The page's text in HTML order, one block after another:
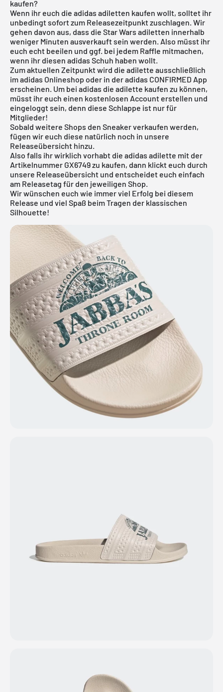
kaufen?
Wenn ihr euch die adidas adiletten kaufen wollt, solltet ihr
unbedingt sofort zum Releasezeitpunkt zuschlagen. Wir
gehen davon aus, dass die Star Wars adiletten innerhalb
weniger Minuten ausverkauft sein werden. Also müsst ihr
euch echt beeilen und ggf. bei jedem Raffle mitmachen,
wenn ihr diesen adidas Schuh haben wollt.
Zum aktuellen Zeitpunkt wird die adilette ausschließlich
im adidas Onlineshop oder in der adidas CONFIRMED App
erscheinen. Um bei adidas die adilette kaufen zu können,
müsst ihr euch einen kostenlosen Account erstellen und
eingeloggt sein, denn diese Schlappe ist nur für
Mitglieder!
Sobald weitere Shops den Sneaker verkaufen werden,
fügen wir euch diese natürlich noch in unsere
Releaseübersicht hinzu.
Also falls ihr wirklich vorhabt die adidas adilette mit der
Artikelnummer GX6749 zu kaufen, dann klickt euch durch
unsere Releaseübersicht und entscheidet euch einfach
am Releasetag für den jeweiligen Shop.
Wir wünschen euch wie immer viel Erfolg bei diesem
Release und viel Spaß beim Tragen der klassischen
Silhouette!